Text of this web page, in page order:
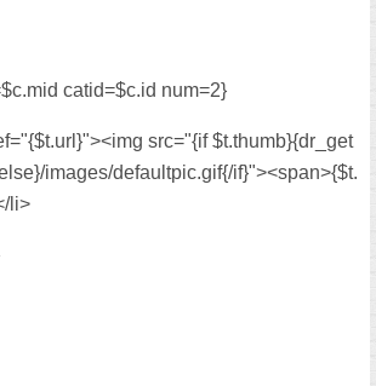
catid=$c.id num=2}
src="{if $t.thumb}{dr_get
images/defaultpic.gif{/if}"><span>{$t.
li>